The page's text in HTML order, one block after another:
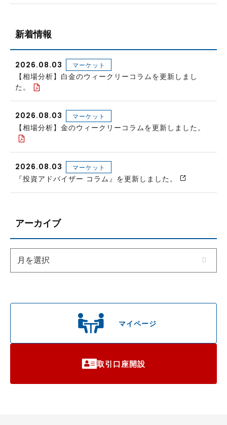
マイページ
取引口座開設
新着情報
2026.08.03 マーケット
【相場分析】白金のウィークリーコラムを更新しまし
た。
2026.08.03 マーケット
【相場分析】金のウィークリーコラムを更新しました。
2026.08.03 マーケット
『投資アドバイザー コラム』を更新しました。
アーカイブ